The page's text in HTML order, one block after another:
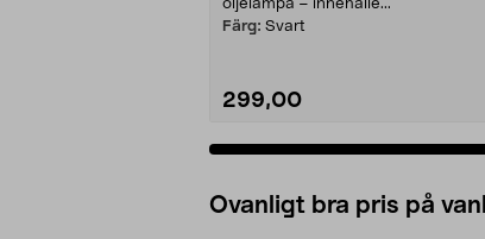
oljelampa – innehålle...
Färg: Svart
299,00
Ovanligt bra pris på